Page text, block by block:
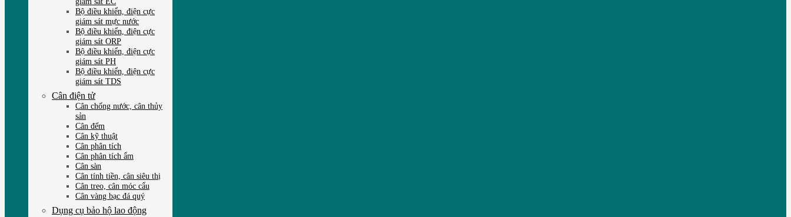
Bộ điều khiển, điện cực
giám sát mực nước
Bộ điều khiển, điện cực
giám sát ORP
Bộ điều khiển, điện cực
giám sát PH
Bộ điều khiển, điện cực
giám sát TDS
Cân điện tử
Cân chống nước, cân thủy
sản
Cân đếm
Cân kỹ thuật
Cân phân tích
Cân phân tích ẩm
Cân sàn
Cân tính tiền, cân siêu thị
Cân treo, cân móc cẩu
Cân vàng bạc đá quý
Dụng cụ bảo hộ lao động